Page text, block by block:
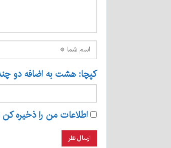
کپچا: هشت به اضافه دو
اطلاعات من را ذخیره کن